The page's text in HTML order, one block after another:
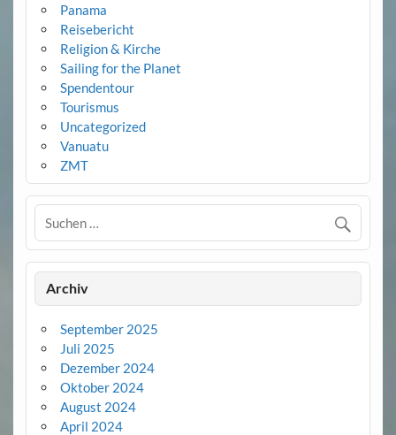
Panama
Reisebericht
Religion & Kirche
Sailing for the Planet
Spendentour
Tourismus
Uncategorized
Vanuatu
ZMT
Archiv
September 2025
Juli 2025
Dezember 2024
Oktober 2024
August 2024
April 2024